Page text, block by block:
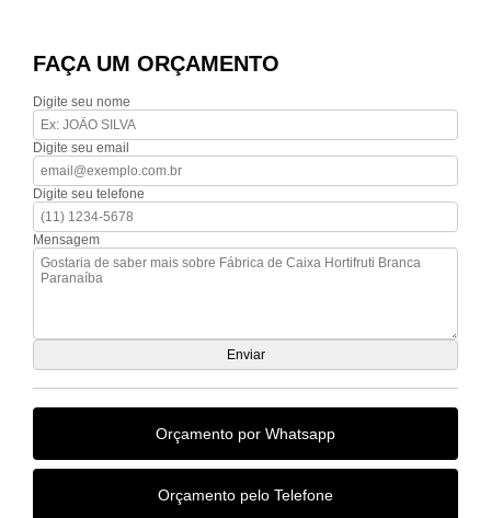
FAÇA UM ORÇAMENTO
Digite seu nome
Digite seu email
Digite seu telefone
Mensagem
Orçamento por Whatsapp
Orçamento pelo Telefone